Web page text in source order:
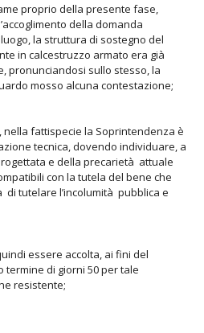
proprio della presente fase,
della domanda
la struttura di sostegno del
in calcestruzzo armato era già
pronunciandosi sullo stesso, la
mosso alcuna contestazione;
nella fattispecie la Soprintendenza è
tecnica, dovendo individuare, a
e della precarietà attuale
con la tutela del bene che
tutelare l’incolumità pubblica e
essere accolta, ai fini del
termine di giorni 50 per tale
resistente;